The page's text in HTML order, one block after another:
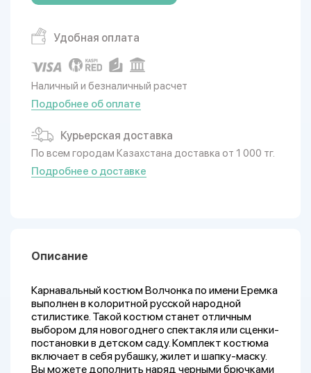
Удобная оплата
Наличный и безналичный расчет
Подробнее об оплате
Курьерская доставка
По всем городам Казахстана доставка от 1 000 тг.
Подробнее о доставке
Описание
Карнавальный костюм Волчонка по имени Еремка
выполнен в колоритной русской народной
стилистике. Такой костюм станет отличным
выбором для новогоднего спектакля или сценки-
постановки в детском саду. Комплект костюма
включает в себя рубашку, жилет и шапку-маску.
Вы можете дополнить наряд черными брючками